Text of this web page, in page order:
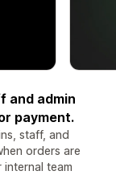
and admin
payment.
staff, and
orders are
team